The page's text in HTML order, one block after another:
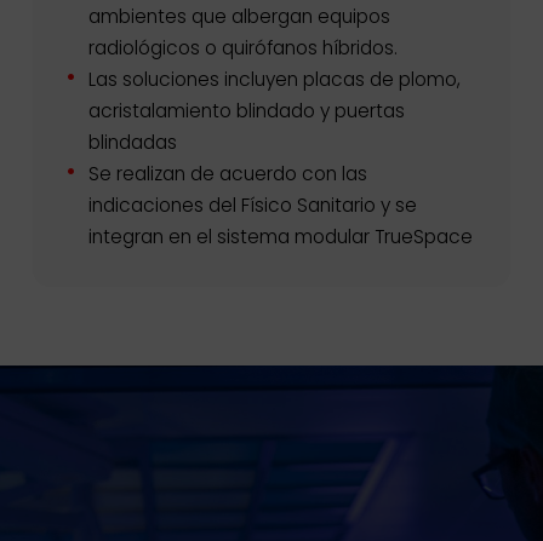
ambientes que albergan equipos
radiológicos o quirófanos híbridos.
Las soluciones incluyen placas de plomo,
acristalamiento blindado y puertas
blindadas
Se realizan de acuerdo con las
indicaciones del Físico Sanitario y se
integran en el sistema modular TrueSpace